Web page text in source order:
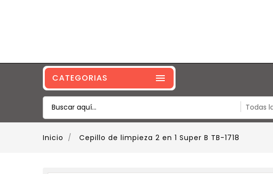
CATEGORIAS 
Inicio Cepillo de limpieza 2 en 1 Super B TB-1718